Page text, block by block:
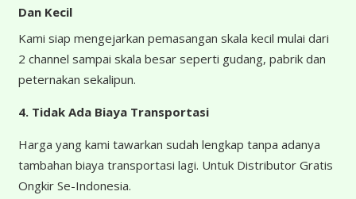
Dan Kecil
Kami siap mengejarkan pemasangan skala kecil mulai dari
2 channel sampai skala besar seperti gudang, pabrik dan
peternakan sekalipun.
4. Tidak Ada Biaya Transportasi
Harga yang kami tawarkan sudah lengkap tanpa adanya
tambahan biaya transportasi lagi. Untuk Distributor Gratis
Ongkir Se-Indonesia.